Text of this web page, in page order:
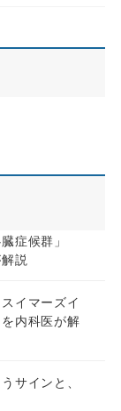
症候群」
説
イマーズイ
内科医が解
サインと、